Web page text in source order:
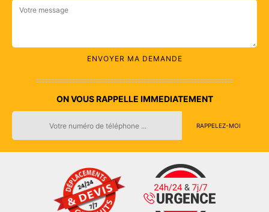
ON VOUS RAPPELLE IMMEDIATEMENT